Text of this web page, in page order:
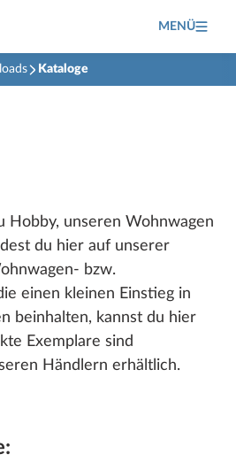
MENÜ
Kataloge
Hobby, unseren Wohnwagen
du hier auf unserer
bzw.
einen kleinen Einstieg in
beinhalten, kannst du hier
Exemplare sind
Händlern erhältlich.